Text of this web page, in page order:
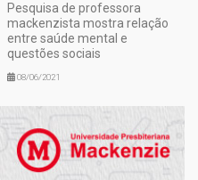
Pesquisa de professora
mackenzista mostra relação
entre saúde mental e
questões sociais
08/06/2021